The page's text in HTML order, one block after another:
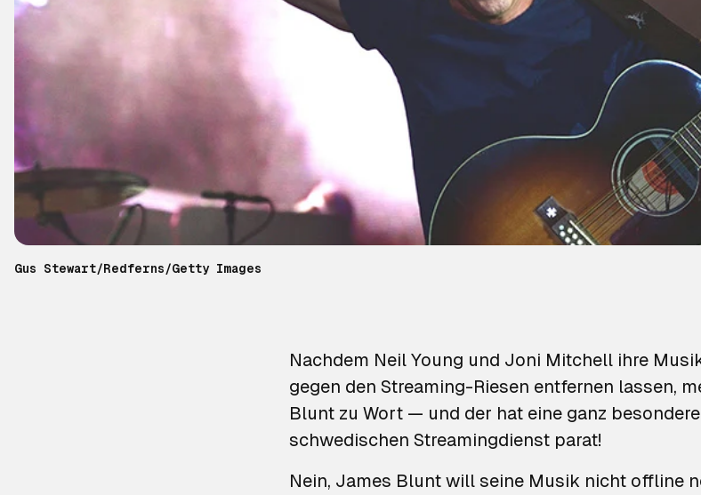
Gus Stewart/Redferns/Getty Images
Nachdem Neil Young und Joni Mitchellihre
gegen den Streaming-Riesen entfernen lassen,
Blunt zu Wort — und der hat eine ganz
schwedischen Streamingdienst parat!
Nein, James Blunt will seine Musik nicht offline